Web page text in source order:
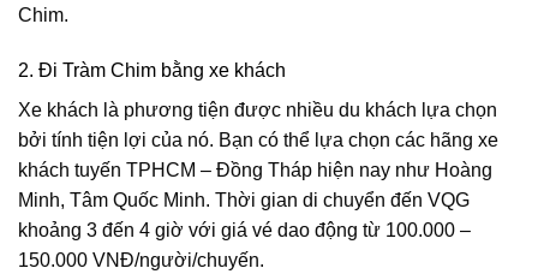
Chim.
2. Đi Tràm Chim bằng xe khách
Xe khách là phương tiện được nhiều du khách lựa chọn
bởi tính tiện lợi của nó. Bạn có thể lựa chọn các hãng xe
khách tuyến TPHCM – Đồng Tháp hiện nay như Hoàng
Minh, Tâm Quốc Minh. Thời gian di chuyển đến VQG
khoảng 3 đến 4 giờ với giá vé dao động từ 100.000 –
150.000 VNĐ/người/chuyến.